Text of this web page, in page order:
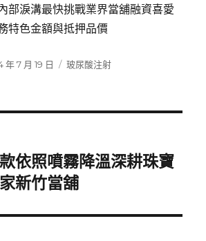
部淚溝最快挑戰業界當舖融資喜愛
特色金額與抵押品價
年 7 月 19 日
分
玻尿酸注射
依照噴霧降溫深耕珠寶
新竹當舖